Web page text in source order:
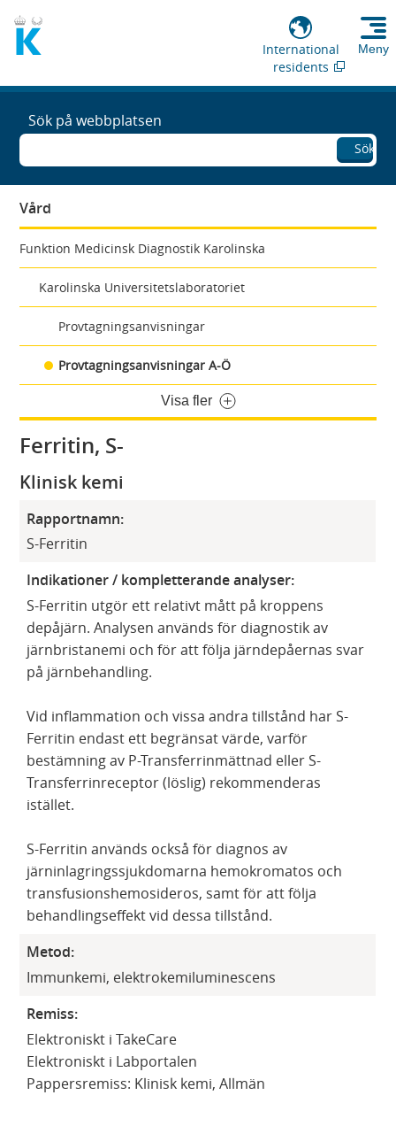
International
residents
Meny
Sök på webbplatsen
Sök
Vård
Funktion Medicinsk Diagnostik Karolinska
Karolinska Universitetslaboratoriet
Provtagningsanvisningar
Provtagningsanvisningar A-Ö
Visa fler
Ferritin, S-
Klinisk kemi
Rapportnamn:
S-Ferritin
Indikationer / kompletterande analyser:
S-Ferritin utgör ett relativt mått på kroppens
depåjärn. Analysen används för diagnostik av
järnbristanemi och för att följa järndepåernas svar
på järnbehandling.
Vid inflammation och vissa andra tillstånd har S-
Ferritin endast ett begränsat värde, varför
bestämning av P-Transferrinmättnad eller S-
Transferrinreceptor (löslig) rekommenderas
istället.
S-Ferritin används också för diagnos av
järninlagringssjukdomarna hemokromatos och
transfusionshemosideros, samt för att följa
behandlingseffekt vid dessa tillstånd.
Metod:
Immunkemi, elektrokemiluminescens
Remiss:
Elektroniskt i TakeCare
Elektroniskt i Labportalen
Pappersremiss: Klinisk kemi, Allmän